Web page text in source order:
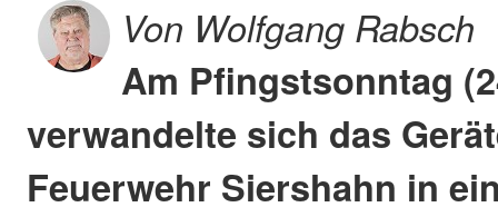
Von Wolfgang Rabsch
Am Pfingstsonntag
verwandelte sich das
Feuerwehr Siershahn in